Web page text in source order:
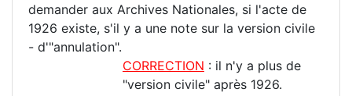
demander aux Archives Nationales, si l'acte de
1926 existe, s'il y a une note sur la version civile
- d'"annulation".
CORRECTION : il n'y a plus de
"version civile" après 1926.